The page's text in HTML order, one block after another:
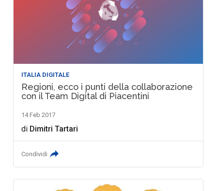
ITALIA DIGITALE
Regioni, ecco i punti della collaborazione
con il Team Digital di Piacentini
14 Feb 2017
di Dimitri Tartari
Condividi